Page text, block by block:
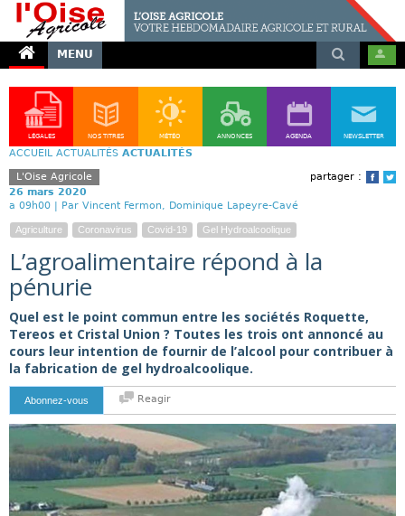
MENU
LÉGALES NOS TITRES MÉTÉO ANNONCES AGENDA NEWSLETTER
ACCUEIL ACTUALITÉS ACTUALITÉS
partager :
L'Oise Agricole
26 mars 2020
a 09h00 | Par Vincent Fermon, Dominique Lapeyre-Cavé
Agriculture Coronavirus Covid-19 Gel Hydroalcoolique
L’agroalimentaire répond à la
pénurie
Quel est le point commun entre les sociétés Roquette,
Tereos et Cristal Union ? Toutes les trois ont annoncé au
cours leur intention de fournir de l’alcool pour contribuer à
la fabrication de gel hydroalcoolique.
Abonnez-vous Reagir